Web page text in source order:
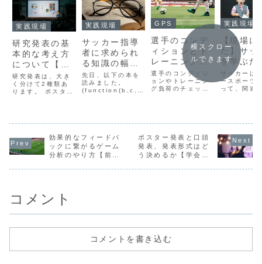
実践現場
研究発表の基
本的な考え方
について【ス
ライド作成の
基本】
研究発表は、大き
く分けて2種類あ
ります。 ポスター
して発表する形式
です。口頭発表
は、パワーポイン
トやKeynoteなど
実践現場
サッカー指導
者に求められ
る知識の幅に
ついて考えて
みる
先日、以下の本を
読みました。
(function(b,c,f,
rentScript=c.cu
rrentScrip...
GPS
選手のコンデ
ィションとト
レーニング負
荷のチェック
【Googleフ
ォーム使用】
選手のコンディシ
ョンやトレーニン
グ負荷のチェック
クには以下のもの
がよく使われてい
ます。 GPS、ハ
ートレートモニタ
実践現場
【現場
た】サッ
を学ぶた
読んだ本
すすめ書
介】
サッカーは
ースポーツ
って、関連
は仕事も趣
ッカー関連
で、サッカ
する本はで
横スクロー
ルできます
効果的なフィードバ
ックに繋がるゲーム
分析のやり方【前提
ポスター発表と口頭
発表、発表形式はど
う決めるか【学会発
コメント
コメントを書き込む